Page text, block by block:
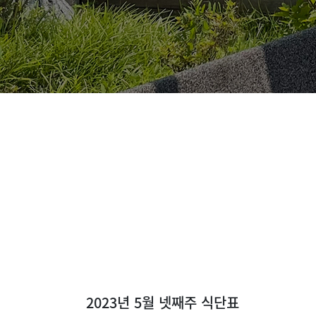
2023년 5월 넷째주 식단표